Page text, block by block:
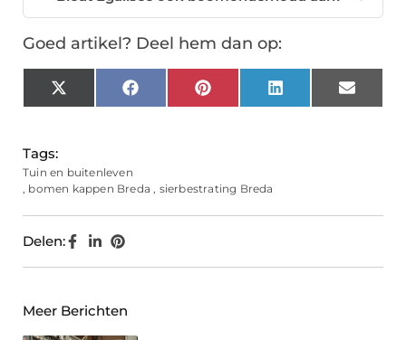
Goed artikel? Deel hem dan op:
X
(Twitter)
FacebookPinterest LinkedIn Email
Tags:
Tuin en buitenleven
, bomen kappen Breda , sierbestrating Breda
Delen:
Meer Berichten